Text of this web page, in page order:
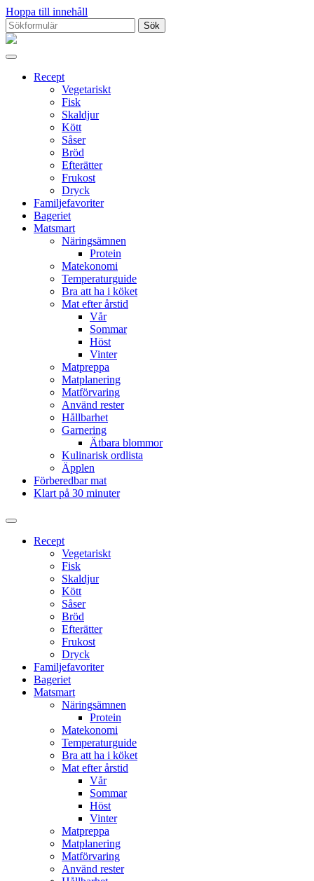
Hoppa till innehåll
Sök
efter:Proppmätt
Recept
Vegetariskt
Fisk
Skaldjur
Kött
Såser
Bröd
Efterätter
Frukost
Dryck
Familjefavoriter
Bageriet
Matsmart
Näringsämnen
Protein
Matekonomi
Temperaturguide
Bra att ha i köket
Mat efter årstid
Vår
Sommar
Höst
Vinter
Matpreppa
Matplanering
Matförvaring
Använd rester
Hållbarhet
Garnering
Ätbara blommor
Kulinarisk ordlista
Äpplen
Förberedbar mat
Klart på 30 minuter
Slå
sökfältRecept
Vegetariskt
Fisk
Skaldjur
Kött
Såser
Bröd
Efterätter
Frukost
Dryck
Familjefavoriter
Bageriet
Matsmart
Näringsämnen
Protein
Matekonomi
Temperaturguide
Bra att ha i köket
Mat efter årstid
Vår
Sommar
Höst
Vinter
Matpreppa
Matplanering
Matförvaring
Använd rester